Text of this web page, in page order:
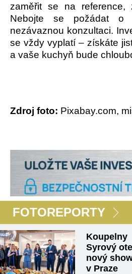
zaměřit se na reference,
Nebojte se požádat o
nezávaznou konzultaci.
se vždy vyplatí – získáte
a vaše kuchyň bude
Zdroj foto: Pixabay.com,
FOTOREPORTY
Koupelny
Syrový
nový
v Praze